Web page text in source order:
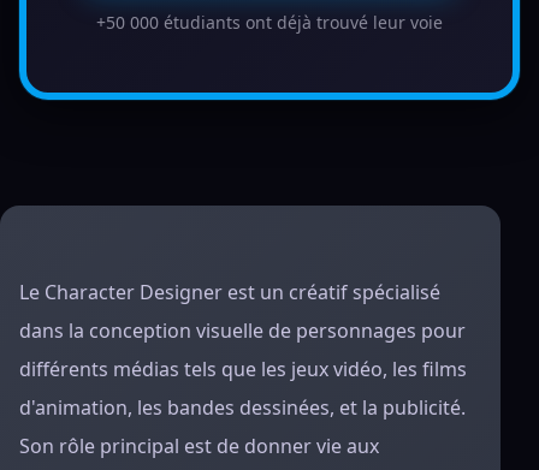
+50 000 étudiants ont déjà trouvé leur voie
Le Character Designer est un créatif spécialisé
dans la conception visuelle de personnages pour
différents médias tels que les jeux vidéo, les films
d'animation, les bandes dessinées, et la publicité.
Son rôle principal est de donner vie aux